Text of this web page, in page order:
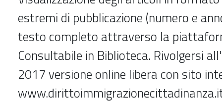
estremi di pubblicazione (numero e
testo completo attraverso la
Consultabile in Biblioteca. Rivolgersi
2017 versione online libera con sito